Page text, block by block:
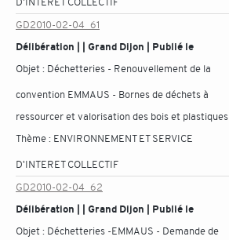
GD2010-02-04_61
Délibération | | Grand Dijon | Publié le
Objet : Déchetteries - Renouvellement de la
convention EMMAUS - Bornes de déchets à
ressourcer et valorisation des bois et plastiques
Thème : ENVIRONNEMENT ET SERVICE
D'INTERET COLLECTIF
GD2010-02-04_62
Délibération | | Grand Dijon | Publié le
Objet : Déchetteries -EMMAUS - Demande de